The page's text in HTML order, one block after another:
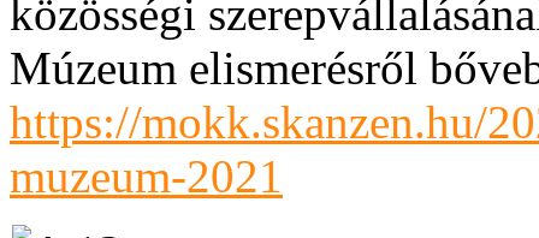
közösségi
Múzeum elismerésről
https://mokk.skanzen.hu/
muzeum-2021